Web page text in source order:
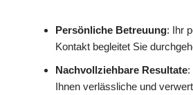
Persönliche Betreuung: Ihr
Kontakt begleitet Sie
Nachvollziehbare Resultate:
Ihnen verlässliche und